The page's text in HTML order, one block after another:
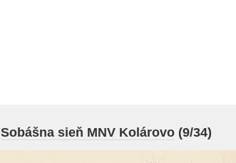
Sobášna sieň MNV Kolárovo (9/34)